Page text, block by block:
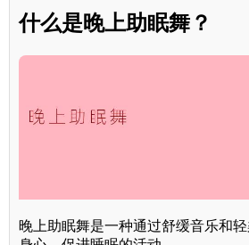
什么是晚上助眠舞？
晚上助眠舞是一种通过舒缓音乐和